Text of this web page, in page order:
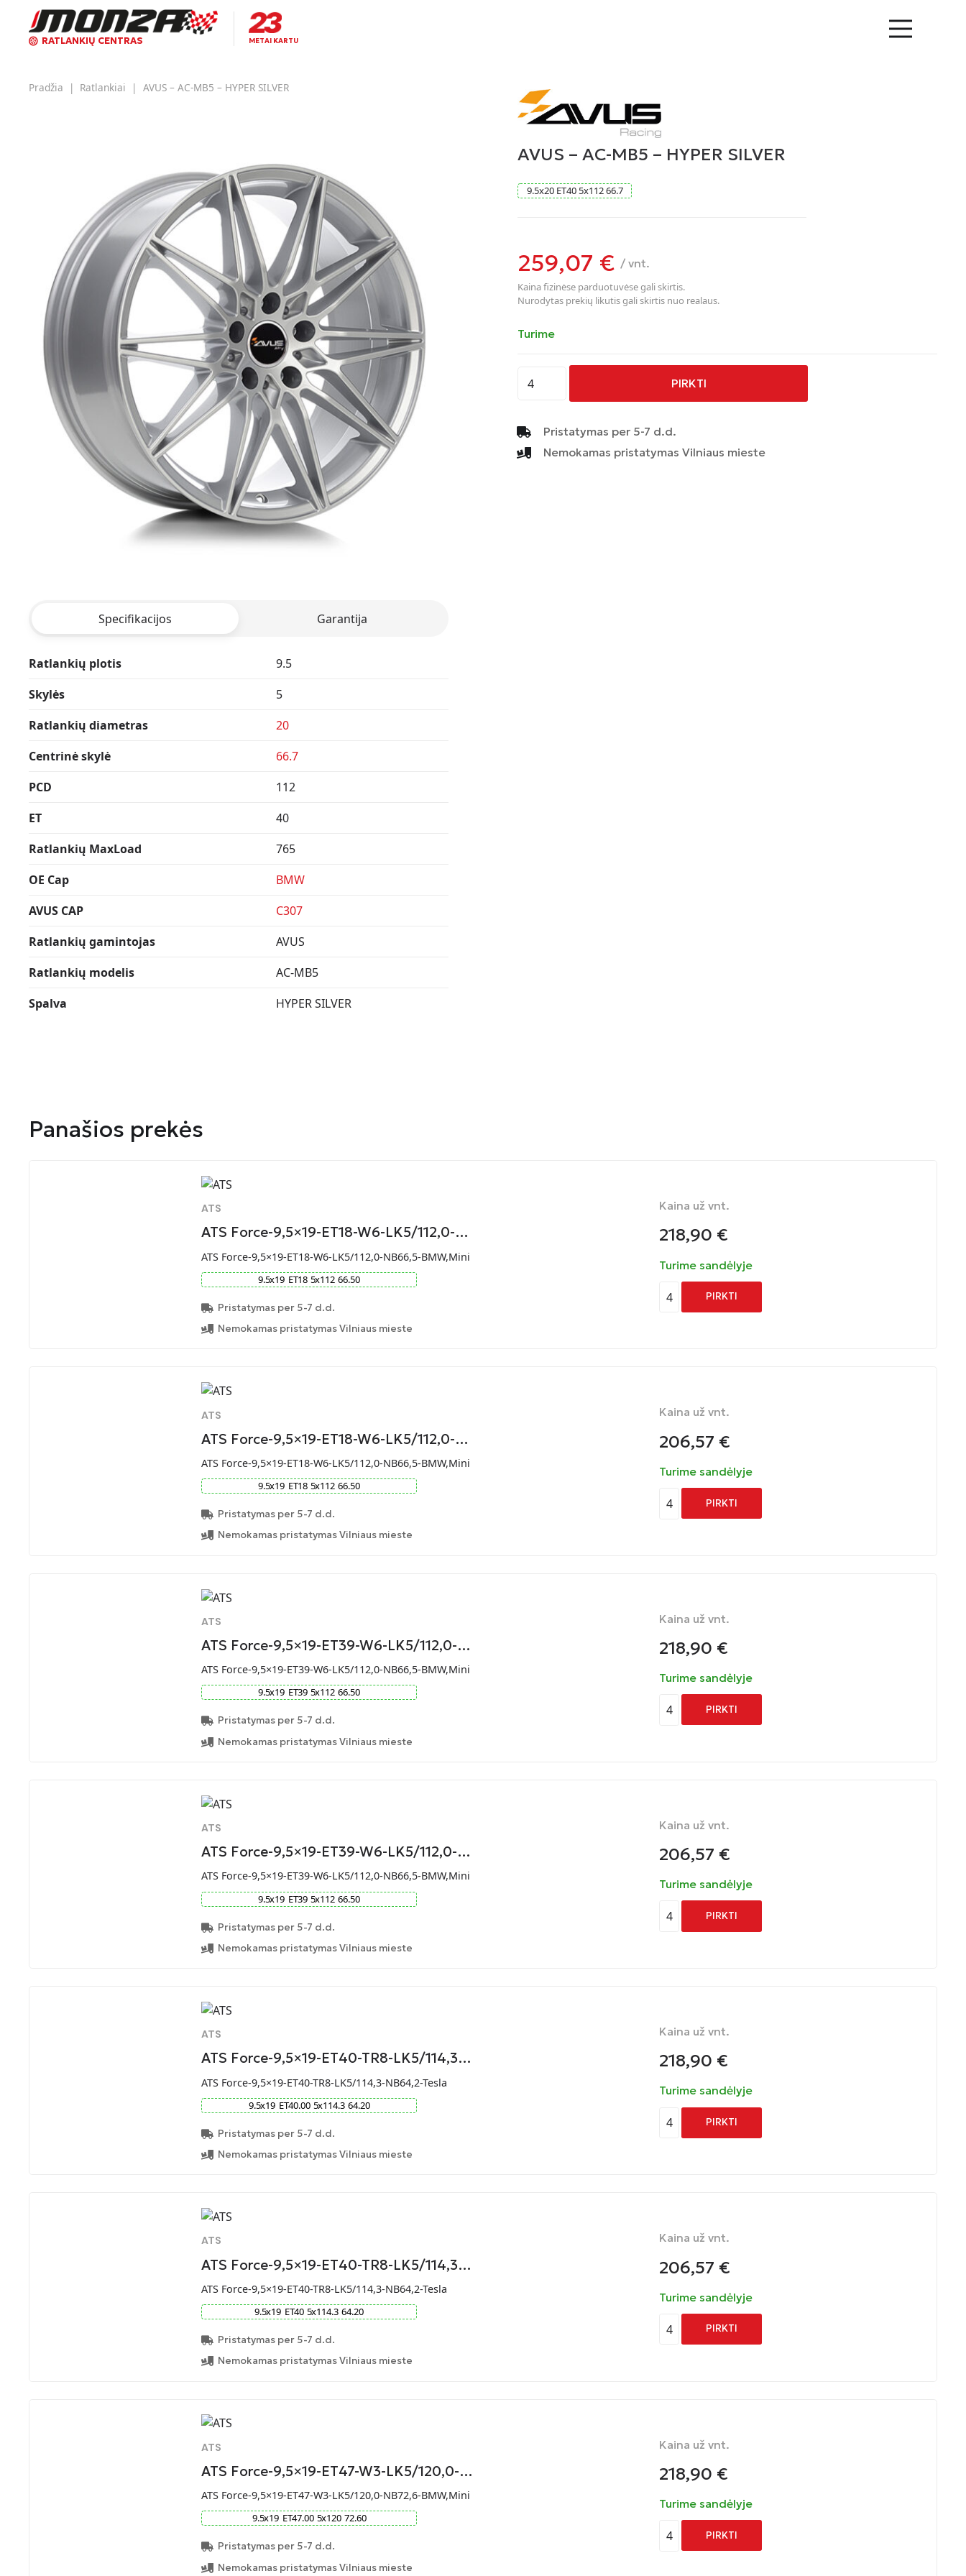
RATLANKIŲ CENTRAS METAI KARTU
Pradžia | Ratlankiai | AVUS – AC-MB5 – HYPER SILVER
Specifikacijos Garantija
Ratlankių plotis
9.5
Skylės
5
Ratlankių diametras
20
Centrinė skylė
66.7
PCD
112
ET
40
Ratlankių MaxLoad
765
OE Cap
BMW
AVUS CAP
C307
Ratlankių gamintojas
AVUS
Ratlankių modelis
AC-MB5
Spalva
HYPER SILVER
AVUS – AC-MB5 – HYPER SILVER
9.5x20 ET40 5x11266.7
259,07 € / vnt.
Kaina fizinėse parduotuvėse gali skirtis.
Nurodytas prekių likutis gali skirtis nuo realaus.
Turime
kiekis:
-
AC-
MB5
PIRKTI
Pristatymas per 5-7 d.d.
Nemokamas pristatymas Vilniaus mieste
Panašios prekės
ATS
ATS Force-9,5×19-ET18-W6-LK5/112,0-…
ATS Force-9,5×19-ET18-W6-LK5/112,0-NB66,5-BMW,Mini
9.5x19 ET18 5x112 66.50
Pristatymas per 5-7 d.d.
Nemokamas pristatymas Vilniaus mieste
Kaina už vnt.
218,90 €
Turime sandėlyje
4 PIRKTI
ATS
ATS Force-9,5×19-ET18-W6-LK5/112,0-…
ATS Force-9,5×19-ET18-W6-LK5/112,0-NB66,5-BMW,Mini
9.5x19 ET18 5x112 66.50
Pristatymas per 5-7 d.d.
Nemokamas pristatymas Vilniaus mieste
Kaina už vnt.
206,57 €
Turime sandėlyje
4 PIRKTI
ATS
ATS Force-9,5×19-ET39-W6-LK5/112,0-…
ATS Force-9,5×19-ET39-W6-LK5/112,0-NB66,5-BMW,Mini
9.5x19 ET39 5x112 66.50
Pristatymas per 5-7 d.d.
Nemokamas pristatymas Vilniaus mieste
Kaina už vnt.
218,90 €
Turime sandėlyje
4 PIRKTI
ATS
ATS Force-9,5×19-ET39-W6-LK5/112,0-…
ATS Force-9,5×19-ET39-W6-LK5/112,0-NB66,5-BMW,Mini
9.5x19 ET39 5x112 66.50
Pristatymas per 5-7 d.d.
Nemokamas pristatymas Vilniaus mieste
Kaina už vnt.
206,57 €
Turime sandėlyje
4 PIRKTI
ATS
ATS Force-9,5×19-ET40-TR8-LK5/114,3…
ATS Force-9,5×19-ET40-TR8-LK5/114,3-NB64,2-Tesla
9.5x19 ET40.00 5x114.3 64.20
Pristatymas per 5-7 d.d.
Nemokamas pristatymas Vilniaus mieste
Kaina už vnt.
218,90 €
Turime sandėlyje
4 PIRKTI
ATS
ATS Force-9,5×19-ET40-TR8-LK5/114,3…
ATS Force-9,5×19-ET40-TR8-LK5/114,3-NB64,2-Tesla
9.5x19 ET40 5x114.3 64.20
Pristatymas per 5-7 d.d.
Nemokamas pristatymas Vilniaus mieste
Kaina už vnt.
206,57 €
Turime sandėlyje
4 PIRKTI
ATS
ATS Force-9,5×19-ET47-W3-LK5/120,0-…
ATS Force-9,5×19-ET47-W3-LK5/120,0-NB72,6-BMW,Mini
9.5x19 ET47.00 5x120 72.60
Pristatymas per 5-7 d.d.
Nemokamas pristatymas Vilniaus mieste
Kaina už vnt.
218,90 €
Turime sandėlyje
4 PIRKTI